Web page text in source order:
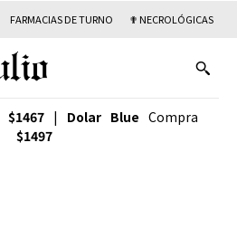
FARMACIAS DE TURNO ✟ NECROLÓGICAS
$1467 | Dolar Blue Compra
$1497